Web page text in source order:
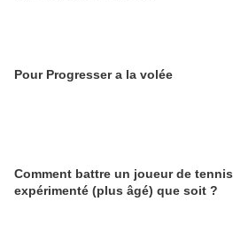
Pour Progresser a la volée
Comment battre un joueur de tennis
expérimenté (plus âgé) que soit ?